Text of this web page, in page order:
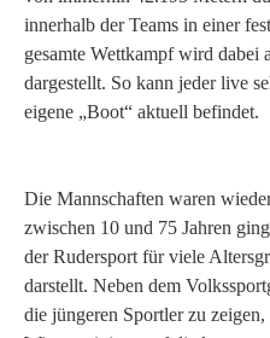
innerhalb der Teams in einer
gesamte Wettkampf wird dabei
dargestellt. So kann jeder live
eigene „Boot“ aktuell befindet.
Die Mannschaften waren
zwischen 10 und 75 Jahren
der Rudersport für viele
darstellt. Neben dem
die jüngeren Sportler zu